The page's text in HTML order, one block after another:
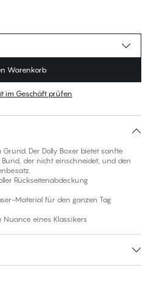
empfohlene Größe
Warenkorb
im Geschäft prüfen
Der Dolly Boxer bietet sanfte
der nicht einschneidet, und den
Rückseitenabdeckung
Material für den ganzen Tag
Nuance eines Klassikers